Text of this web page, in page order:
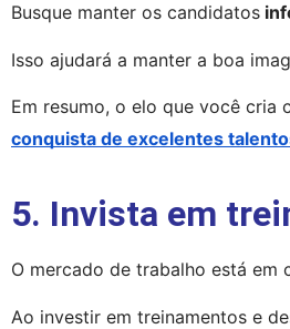
Busque manter os candidatos
Isso ajudará a manter a boa
Em resumo, o elo que você cria
conquista de excelentes
5. Invista em
O mercado de trabalho está em
Ao investir em treinamentos e